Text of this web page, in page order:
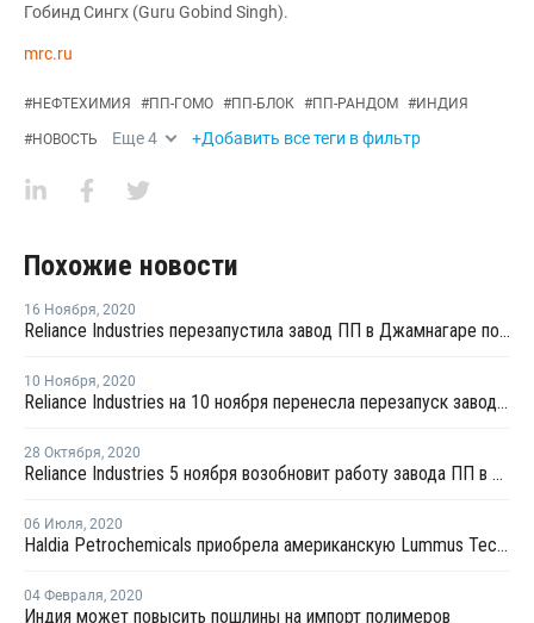
Гобинд Сингх (Guru Gobind Singh).
mrc.ru
#НЕФТЕХИМИЯ #ПП-ГОМО #ПП-БЛОК #ПП-РАНДОМ #ИНДИЯ
#НОВОСТЬ Еще4 +Добавить все теги в фильтр
Похожие новости
16 Ноября, 2020
Reliance Industries перезапустила завод ПП в Джамнагаре после плановой профилактики
10 Ноября, 2020
Reliance Industries на 10 ноября перенесла перезапуск завода ПП в Джамнагаре после ремонта
28 Октября, 2020
Reliance Industries 5 ноября возобновит работу завода ПП в Джамнагаре после ремонта
06 Июля, 2020
Haldia Petrochemicals приобрела американскую Lummus Technology за USD2,7 млрд
04 Февраля, 2020
Индия может повысить пошлины на импорт полимеров